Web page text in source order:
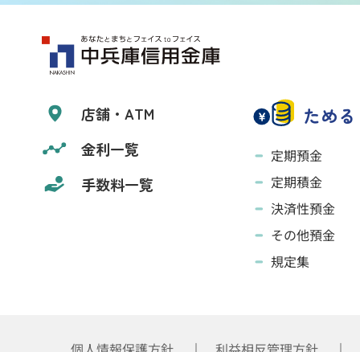
店舗・ATM
金利一覧
手数料一覧
ためる
定期預金
定期積金
決済性預金
その他預金
規定集